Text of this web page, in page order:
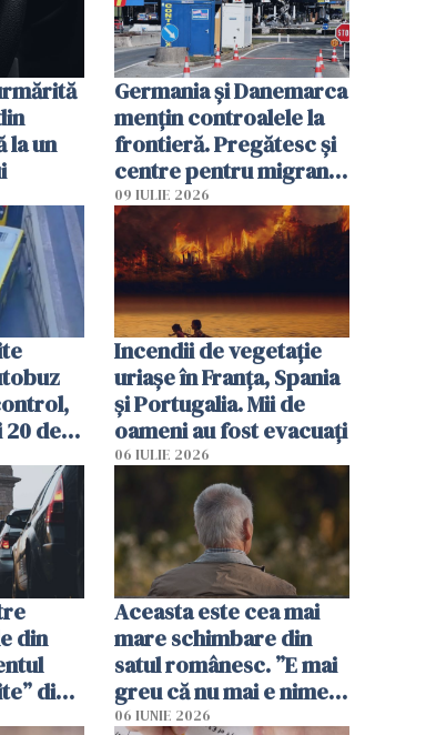
la un
Germania și Danemarca
mențin controalele la
frontieră. Pregătesc și
centre pentru migranții
respinși din UE
09 IULIE 2026
20 de
Incendii de vegetație
uriașe în Franța, Spania
și Portugalia. Mii de
oameni au fost evacuați
06 IULIE 2026
din
din
Aceasta este cea mai
mare schimbare din
satul românesc. ”E mai
greu că nu mai e nimeni
pe-aici, prin jur”
06 IUNIE 2026